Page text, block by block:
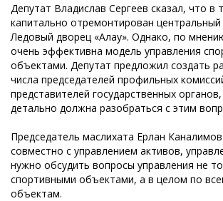
Депутат Владислав Сергеев сказал, что в
капитально отремонтирован центральный
Ледовый дворец «Алау». Однако, по
очень эффективна модель управления
объектами. Депутат предложил создать
числа председателей профильных
представителей государственных
детально должна разобраться с этим
Председатель маслихата Ерлан
совместно с управлением активов,
нужно обсудить вопросы управления не
спортивными объектами, а в целом по
объектам.